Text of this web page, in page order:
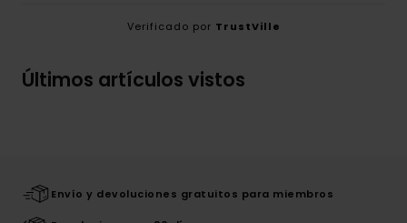
Verificado por TrustVille
Últimos artículos vistos
Envío y devoluciones gratuitos para miembros